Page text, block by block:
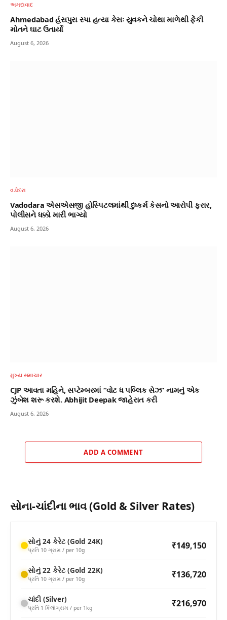
અમદાવાદ
Ahmedabad હંસપુરા સ્પા હત્યા કેસઃ યુવકને ચોથા માળેથી ફેંકી
મોતને ઘાટ ઉતાર્યો
August 6, 2026
વડોદરા
Vadodara એસએસજી હોસ્પિટલમાંથી દુષ્કર્મ કેસનો આરોપી ફરાર,
પોલીસને ધક્કો મારી ભાગ્યો
August 6, 2026
મુખ્ય સમાચાર
CJP આવતા મહિને, સપ્ટેમ્બરમાં “વોટ ધ પબ્લિક સેઝ” નામનું એક
ઝુંબેશ શરૂ કરશે. Abhijit Deepak જાહેરાત કરી
August 6, 2026
ADD A COMMENT
સોના-ચાંદીના ભાવ (Gold & Silver Rates)
સોનું 24 કેરેટ (Gold 24K)
પ્રતિ 10 ગ્રામ / per 10g ₹149,150
સોનું 22 કેરેટ (Gold 22K)
પ્રતિ 10 ગ્રામ / per 10g ₹136,720
ચાંદી (Silver)
પ્રતિ 1 કિલોગ્રામ / per 1kg ₹216,970